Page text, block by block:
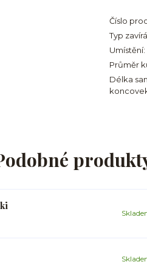
Číslo
Typ
Umístění:
Průměr
Délka